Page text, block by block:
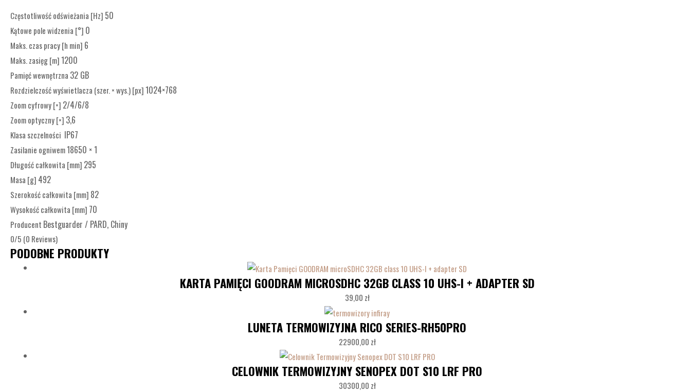
Częstotliwość odświeżania [Hz] 50
Kątowe pole widzenia [°] 0
Maks. czas pracy [h min] 6
Maks. zasięg [m]1200
Pamięć wewnętrzna 32 GB
Rozdzielczość wyświetlacza (szer. × wys.) [px]1024×768
Zoom cyfrowy [×] 2/4/6/8
Zoom optyczny [×] 3,6
Klasa szczelności IP67
Zasilanie ogniwem18650 × 1
Długość całkowita [mm] 295
Masa [g] 492
Szerokość całkowita [mm] 82
Wysokość całkowita [mm] 70
Producent Bestguarder / PARD, Chiny
0/5 (0 Reviews)
PODOBNE PRODUKTY
KARTA PAMIĘCI GOODRAM MICROSDHC 32GB CLASS 10 UHS-I + ADAPTER SD
39,00 zł
LUNETA TERMOWIZYJNA RICO SERIES-RH50PRO
22900,00 zł
CELOWNIK TERMOWIZYJNY SENOPEX DOT S10 LRF PRO
30300,00 zł